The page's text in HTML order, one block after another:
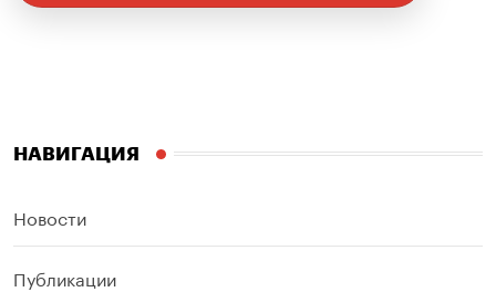
НАВИГАЦИЯ
Новости
Публикации